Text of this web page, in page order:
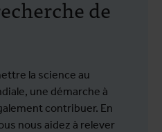
de
la science au
une démarche à
contribuer. En
nous aidez à relever